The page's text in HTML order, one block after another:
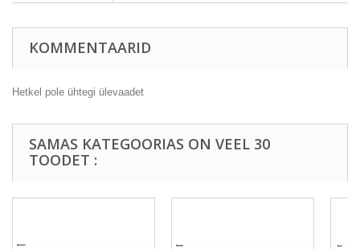
KOMMENTAARID
Hetkel pole ühtegi ülevaadet
SAMAS KATEGOORIAS ON VEEL 30
TOODET :